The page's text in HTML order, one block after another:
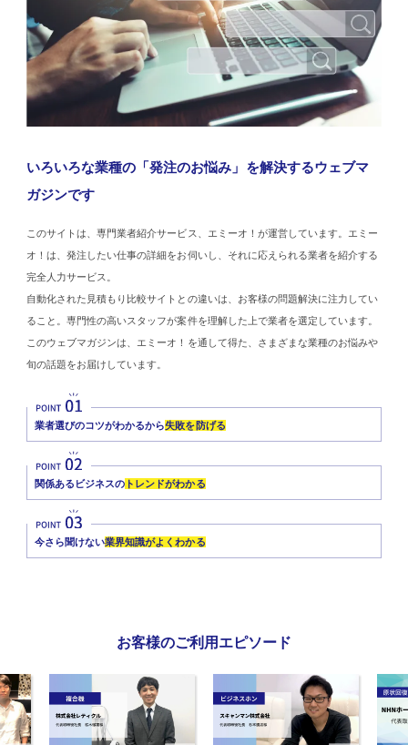
いろいろな業種の「発注のお悩み」を解決するウェブマ
ガジンです
このサイトは、専門業者紹介サービス、エミーオ！が運営しています。エミー
オ！は、発注したい仕事の詳細をお伺いし、それに応えられる業者を紹介する
完全人力サービス。
自動化された見積もり比較サイトとの違いは、お客様の問題解決に注力してい
ること。専門性の高いスタッフが案件を理解した上で業者を選定しています。
このウェブマガジンは、エミーオ！を通して得た、さまざまな業種のお悩みや
旬の話題をお届けしています。
業者選びのコツがわかるから失敗を防げる
関係あるビジネスの トレンドがわかる
今さら聞けない業界知識がよくわかる
お客様のご利用エピソード